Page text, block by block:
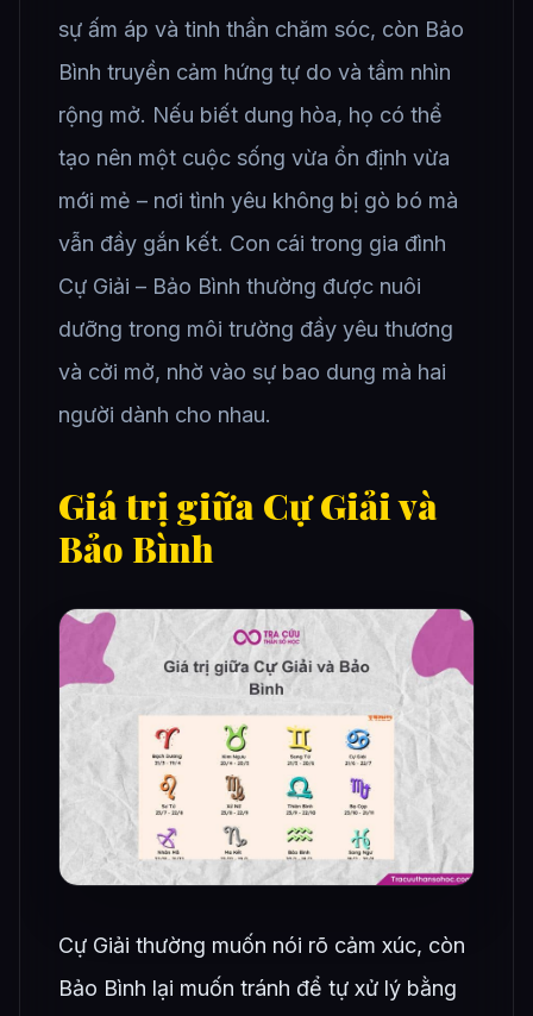
sự ấm áp và tinh thần chăm sóc, còn Bảo
Bình truyền cảm hứng tự do và tầm nhìn
rộng mở. Nếu biết dung hòa, họ có thể
tạo nên một cuộc sống vừa ổn định vừa
mới mẻ – nơi tình yêu không bị gò bó mà
vẫn đầy gắn kết. Con cái trong gia đình
Cự Giải – Bảo Bình thường được nuôi
dưỡng trong môi trường đầy yêu thương
và cởi mở, nhờ vào sự bao dung mà hai
người dành cho nhau.
Giá trị giữa Cự Giải và
Bảo Bình
Cự Giải thường muốn nói rõ cảm xúc, còn
Bảo Bình lại muốn tránh để tự xử lý bằng